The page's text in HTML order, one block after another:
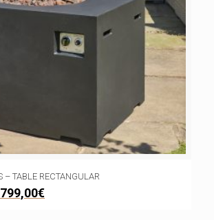
– TABLE RECTANGULAR
799,00€